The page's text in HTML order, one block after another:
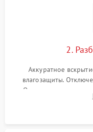
2.
Аккуратное
влагозащиты.
Очистка внутренних
обработка